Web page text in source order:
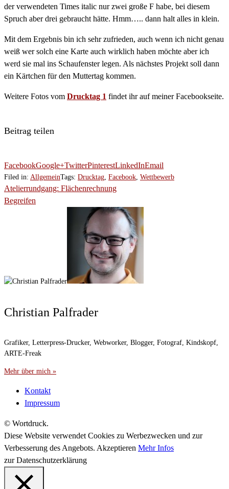
der verwendeten Times italic nur zwei große F habe, bei diesem
Spruch aber drei gebraucht hätte. Hmm….. dann halt alles in klein.
Mit dem Ergebnis bin ich sehr zufrieden, auch wenn ich nicht genau
weiß wer solch eine Karte auch wirklich haben möchte aber ich
werd sie mal ins Schaufenster legen. Als nächstes Projekt soll dann
ein Kärtchen für den Muttertag kommen.
Weitere Fotos vom Drucktag 1 findet ihr auf meiner Facebookseite.
Beitrag teilen
FacebookGoogle+TwitterPinterestLinkedInEmail
Filed in: AllgemeinTags: Drucktag Facebook Wettbewerb
Atelierrundgang: Flächenrechnung
Begreifen
Christian Palfrader
Grafiker, Letterpress-Drucker, Webworker, Blogger, Fotograf, Kindskopf,
ARTE-Freak
Mehr über mich »
Kontakt
Impressum
© Wortdruck.
Diese Website verwendet Cookies zu Werbezwecken und zur
Verbesserung des Angebots. Akzeptieren Mehr Infos
zur Datenschutzerklärung